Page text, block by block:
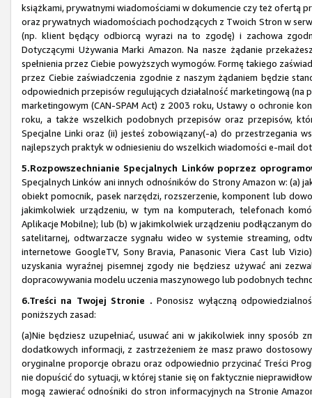
książkami, prywatnymi wiadomościami w dokumencie czy też ofertą
oraz prywatnych wiadomościach pochodzących z Twoich Stron w
(np. klient będący odbiorcą wyrazi na to zgodę) i zachowa
Dotyczącymi Używania Marki Amazon. Na nasze żądanie
spełnienia przez Ciebie powyższych wymogów. Formę takiego
przez Ciebie zaświadczenia zgodnie z naszym żądaniem będzie
odpowiednich przepisów regulujących działalność marketingową (na
marketingowym (CAN-SPAM Act) z 2003 roku, Ustawy o ochronie
roku, a także wszelkich podobnych przepisów oraz przepisów,
Specjalne Linki oraz (ii) jesteś zobowiązany(-a) do przestrzegania
najlepszych praktyk w odniesieniu do wszelkich wiadomości e-mail
5.Rozpowszechnianie Specjalnych Linków poprzez
Specjalnych Linków ani innych odnośników do Strony Amazon w:
obiekt pomocnik, pasek narzędzi, rozszerzenie, komponent lub
jakimkolwiek urządzeniu, w tym na komputerach, telefonach
Aplikacje Mobilne); lub (b) w jakimkolwiek urządzeniu podłączanym
satelitarnej, odtwarzacze sygnału wideo w systemie streaming,
internetowe GoogleTV, Sony Bravia, Panasonic Viera Cast lub
uzyskania wyraźnej pisemnej zgody nie będziesz używać ani
dopracowywania modelu uczenia maszynowego lub podobnych
6.Treści na Twojej Stronie . Ponosisz wyłączną
poniższych zasad:
(a)Nie będziesz uzupełniać, usuwać ani w jakikolwiek inny sposób
dodatkowych informacji, z zastrzeżeniem że masz prawo
oryginalne proporcje obrazu oraz odpowiednio przycinać Treści
nie dopuścić do sytuacji, w której stanie się on faktycznie
mogą zawierać odnośniki do stron informacyjnych na Stronie